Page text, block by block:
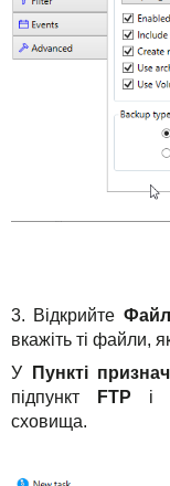
3. Відкрийте
вкажіть ті файли,
У
Пункті
підпункт
FTP і
сховища.